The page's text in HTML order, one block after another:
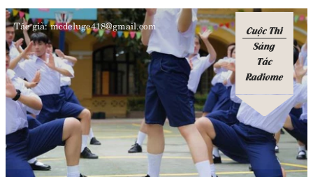
Tác giả: mcdeluge418@gmail.com
Cuộc Thi
Sáng
Tác
Radiome